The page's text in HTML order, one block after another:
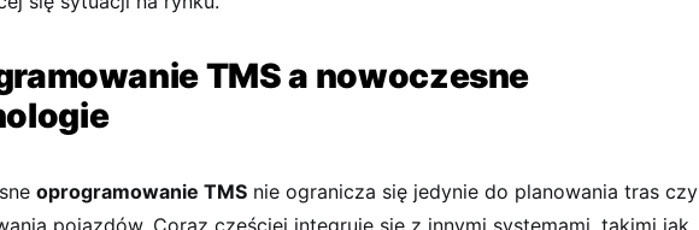
TMS a nowoczesne
oprogramowanie TMS nie ogranicza się jedynie do planowania tras czy
pojazdów. Coraz częściej integruje się z innymi systemami, takimi jak